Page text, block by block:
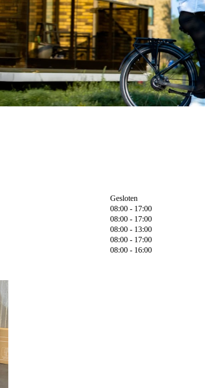
Gesloten
08:00 - 17:00
08:00 - 17:00
08:00 - 13:00
08:00 - 17:00
08:00 - 16:00